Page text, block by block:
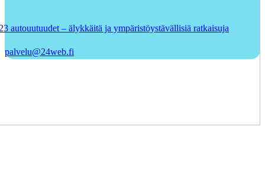
autouutuudet – älykkäitä ja ympäristöystävällisiä ratkaisuja
palvelu@24web.fi